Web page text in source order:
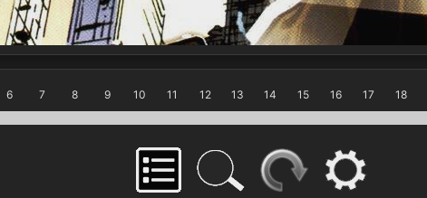
6 7 8 9 10 11 12 13 14 15 16 17 18